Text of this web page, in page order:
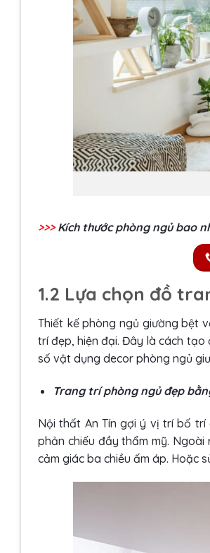
>>> Kích thước phòng ngủ bao
1.2 Lựa chọn đồ
Thiết kế phòng ngủ giường bệt
trí đẹp, hiện đại. Đây là cách tạo
số vật dụng decor phòng ngủ
Trang trí phòng ngủ đẹp
Nội thất An Tín gợi ý vị trí bố
phản chiếu đầy thẩm mỹ.
cảm giác ba chiều ấm áp. Hoặc